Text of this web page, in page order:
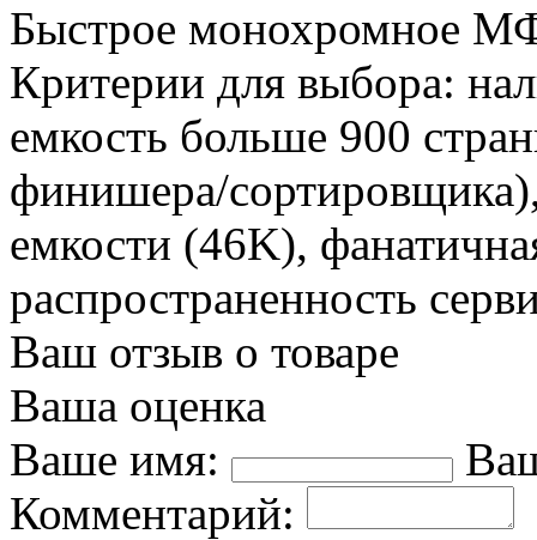
Быстрое монохромное
Критерии для выбора:
емкость больше 900
финишера/
емкости (46K),
распространенность
Ваш отзыв о товаре
Ваша оценка
Ваше имя:
Комментарий: